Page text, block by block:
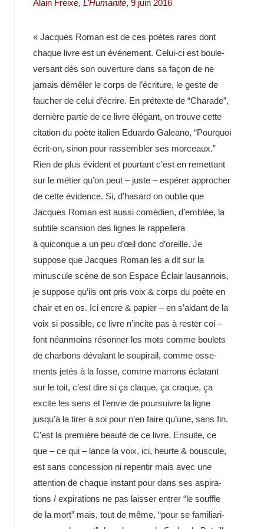
Alain Freixe,L’Humanité, 9 juin 2016
« Jacques Roman est de ces poètes rares dont
chaque livre est un événe­ment. Celui-​ci est boule­
ver­sant dès son ouver­ture dans sa façon de ne
jamais démê­ler le corps de l’écriture, le geste de
faucher de celui d’écrire. En prétexte de “Charade”,
dernière partie de ce livre élégant, on trouve cette
cita­tion du poète italien Eduardo Galeano, “Pour­quoi
écrit-​on, sinon pour rassem­bler ses morceaux.”
Rien de plus évident et pour­tant c’est en remet­tant
sur le métier qu’on peut – juste – espé­rer appro­cher
de cette évidence. Si, d’hasard on oublie que
Jacques Roman est aussi comé­dien, d’emblée, la
subtile scan­sion des lignes le rappel­lera
à quiconque a un peu d’œil donc d’oreille. Je
suppose que Jacques Roman les a dit sur la
minus­cule scène de son Espace Éclair lausan­nois,
je suppose qu’ils ont pris voix & corps du poète en
chair et en os. Ici encre & papier – en s’aidant de la
voix si possible, ce livre n’incite pas à rester coi –
font néan­moins réson­ner les mots comme boulets
de char­bons déva­lant le soupi­rail, comme osse­
ments jetés à la fosse, comme marrons écla­tant
sur le toit, c’est dire si ça claque, ça craque, ça
excite les sens et l’envie de pour­suivre la ligne
jusqu’à la tirer à soi pour n’en faire qu’une, sans fin.
C’est la première beauté de ce livre. Ensuite, ce
que – ce qui – lance la voix, ici, heurte & bous­cule,
est sans conces­sion ni repen­tir mais avec une
atten­tion de chaque instant pour dans ses aspi­ra­
tions / expi­ra­tions ne pas lais­ser entrer “le souffle
de la mort” mais, tout de même, “pour se fami­lia­ri­